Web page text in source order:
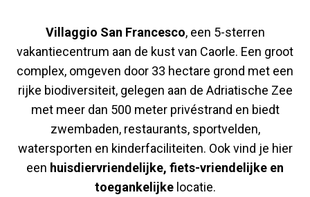
Villaggio San Francesco, een 5-sterren
vakantiecentrum aan de kust van Caorle. Een groot
complex, omgeven door 33 hectare grond met een
rijke biodiversiteit, gelegen aan de Adriatische Zee
met meer dan 500 meter privéstrand en biedt
zwembaden, restaurants, sportvelden,
watersporten en kinderfaciliteiten. Ook vind je hier
een huisdiervriendelijke, fiets-vriendelijke en
toegankelijkelocatie.